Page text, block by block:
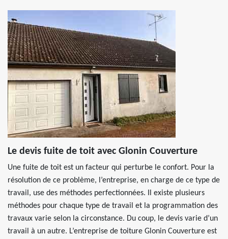
Le devis fuite de toit avec Glonin Couverture
Une fuite de toit est un facteur qui perturbe le confort. Pour la
résolution de ce problème, l’entreprise, en charge de ce type de
travail, use des méthodes perfectionnées. Il existe plusieurs
méthodes pour chaque type de travail et la programmation des
travaux varie selon la circonstance. Du coup, le devis varie d’un
travail à un autre. L’entreprise de toiture Glonin Couverture est